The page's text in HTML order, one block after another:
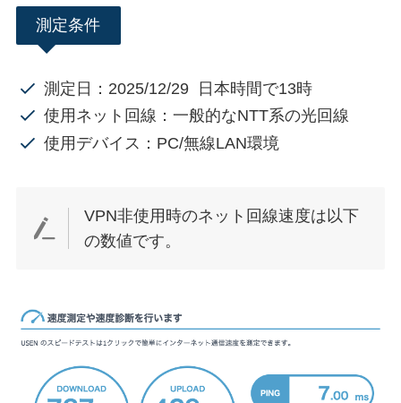
測定条件
測定日：2025/12/29 日本時間で13時
使用ネット回線：一般的なNTT系の光回線
使用デバイス：PC/無線LAN環境
VPN非使用時のネット回線速度は以下
の数値です。